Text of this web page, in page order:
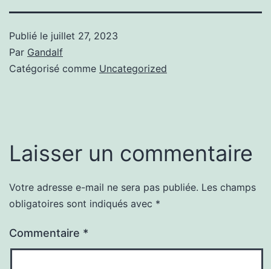
Publié le juillet 27, 2023
Par Gandalf
Catégorisé comme Uncategorized
Laisser un commentaire
Votre adresse e-mail ne sera pas publiée. Les champs
obligatoires sont indiqués avec *
Commentaire *